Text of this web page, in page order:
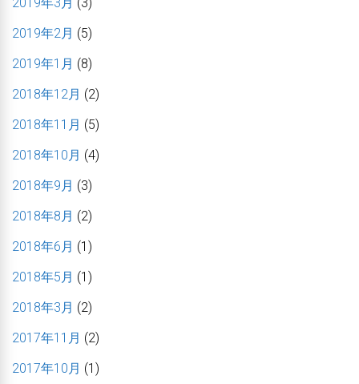
2019年2月 (5)
2019年1月 (8)
2018年12月 (2)
2018年11月 (5)
2018年10月 (4)
2018年9月 (3)
2018年8月 (2)
2018年6月 (1)
2018年5月 (1)
2018年3月 (2)
2017年11月 (2)
2017年10月 (1)